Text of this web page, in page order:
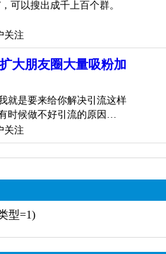
可以搜出成千上百个群。
关注
大朋友圈大量吸粉加
就是要来给你解决引流这样
时候做不好引流的原因…
关注
型=1)